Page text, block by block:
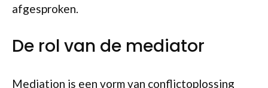
afgesproken.
De rol van de mediator
Mediation is een vorm van conflictoplossing